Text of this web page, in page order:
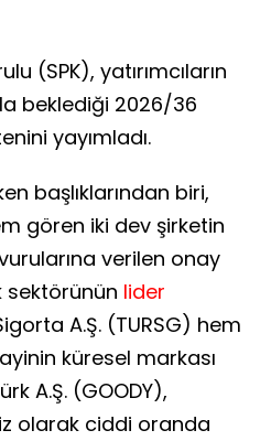
(SPK), yatırımcıların
beklediği 2026/36
yayımladı.
başlıklarından biri,
gören iki dev şirketin
verilen onay
sektörünün lider
A.Ş. (TURSG) hem
küresel markası
A.Ş. (GOODY),
olarak ciddi oranda